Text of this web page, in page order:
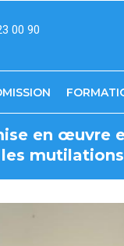
00 90
en œuvre